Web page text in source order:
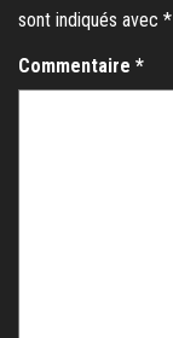
sont indiqués avec *
Commentaire *